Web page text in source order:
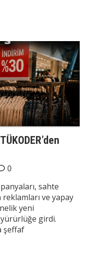
0
sahte
reklamları ve yapay
yeni
girdi.
şeffaf